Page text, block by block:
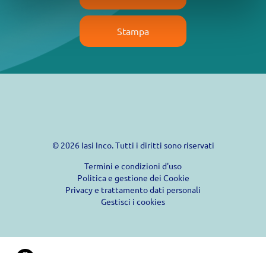
Stampa
© 2026 Iasi Inco. Tutti i diritti sono riservati
Termini e condizioni d'uso
Politica e gestione dei Cookie
Privacy e trattamento dati personali
Gestisci i cookies